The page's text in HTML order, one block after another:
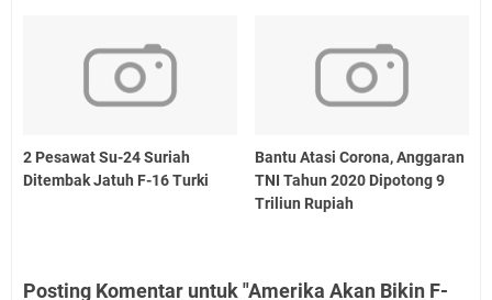
2 Pesawat Su-24 Suriah
Ditembak Jatuh F-16 Turki
Bantu Atasi Corona, Anggaran
TNI Tahun 2020 Dipotong 9
Triliun Rupiah
Posting Komentar untuk "Amerika Akan Bikin F-